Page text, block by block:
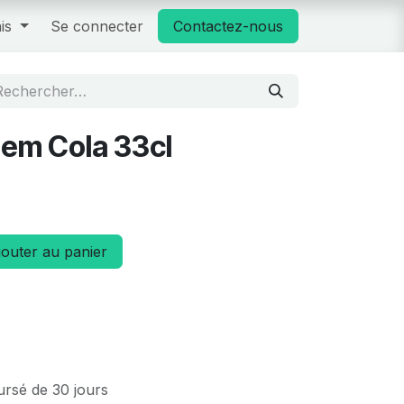
Se connecter Contactez-nous
Cola 33cl
au panier
de 30 jours